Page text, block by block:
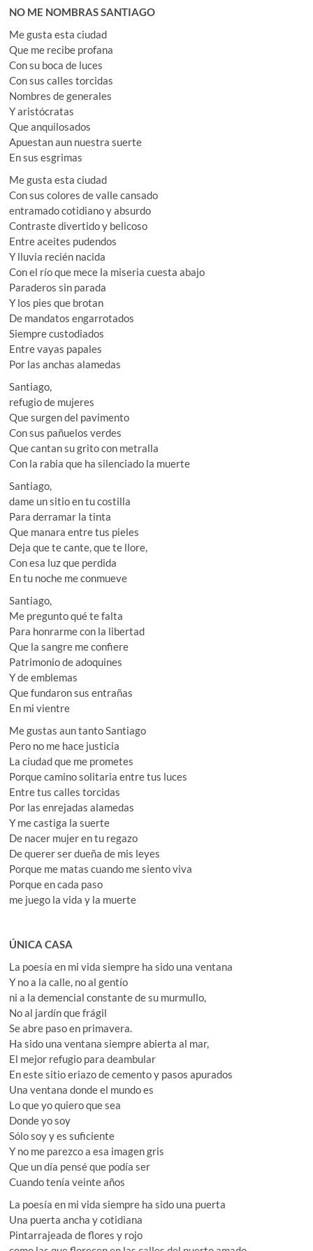
NO ME NOMBRAS SANTIAGO
Me gusta esta ciudad
Que me recibe profana
Con su boca de luces
Con sus calles torcidas
Nombres de generales
Y aristócratas
Que anquilosados
Apuestan aun nuestra suerte
En sus esgrimas
Me gusta esta ciudad
Con sus colores de valle cansado
entramado cotidiano y absurdo
Contraste divertido y belicoso
Entre aceites pudendos
Y lluvia recién nacida
Con el río que mece la miseria cuesta abajo
Paraderos sin parada
Y los pies que brotan
De mandatos engarrotados
Siempre custodiados
Entre vayas papales
Por las anchas alamedas
Santiago,
refugio de mujeres
Que surgen del pavimento
Con sus pañuelos verdes
Que cantan su grito con metralla
Con la rabia que ha silenciado la muerte
Santiago,
dame un sitio en tu costilla
Para derramar la tinta
Que manara entre tus pieles
Deja que te cante, que te llore,
Con esa luz que perdida
En tu noche me conmueve
Santiago,
Me pregunto qué te falta
Para honrarme con la libertad
Que la sangre me confiere
Patrimonio de adoquines
Y de emblemas
Que fundaron sus entrañas
En mi vientre
Me gustas aun tanto Santiago
Pero no me hace justicia
La ciudad que me prometes
Porque camino solitaria entre tus luces
Entre tus calles torcidas
Por las enrejadas alamedas
Y me castiga la suerte
De nacer mujer en tu regazo
De querer ser dueña de mis leyes
Porque me matas cuando me siento viva
Porque en cada paso
me juego la vida y la muerte
ÚNICA CASA
La poesía en mi vida siempre ha sido una ventana
Y no a la calle, no al gentío
ni a la demencial constante de su murmullo,
No al jardín que frágil
Se abre paso en primavera.
Ha sido una ventana siempre abierta al mar,
El mejor refugio para deambular
En este sitio eriazo de cemento y pasos apurados
Una ventana donde el mundo es
Lo que yo quiero que sea
Donde yo soy
Sólo soy y es suficiente
Y no me parezco a esa imagen gris
Que un día pensé que podía ser
Cuando tenía veinte años
La poesía en mi vida siempre ha sido una puerta
Una puerta ancha y cotidiana
Pintarrajeada de flores y rojo